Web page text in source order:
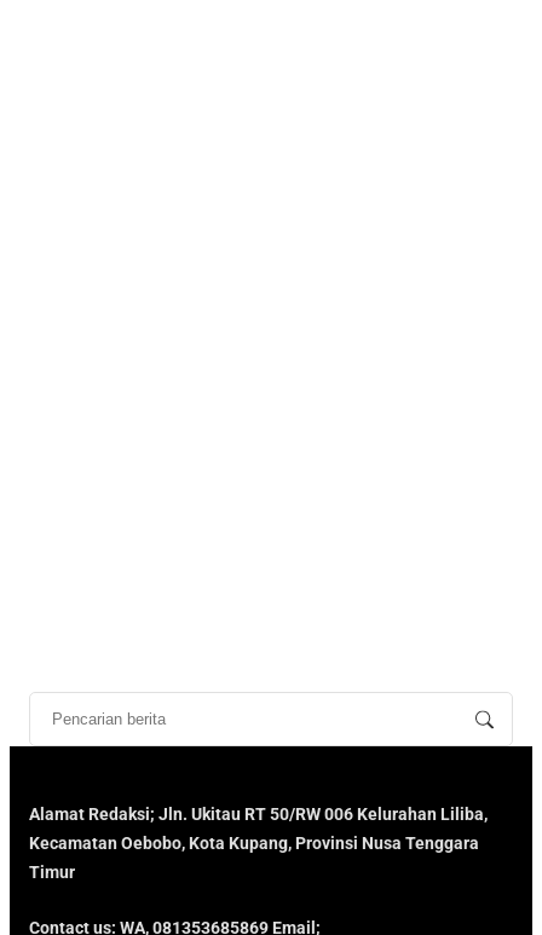
Alamat Redaksi; Jln. Ukitau RT 50/RW 006 Kelurahan Liliba,
Kecamatan Oebobo, Kota Kupang, Provinsi Nusa Tenggara
Timur
Contact us: WA, 081353685869 Email;